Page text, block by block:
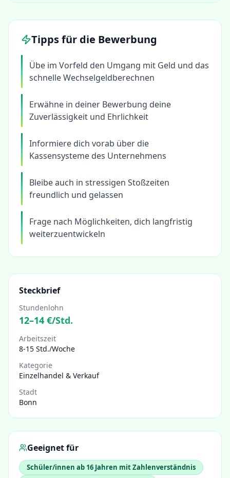
Tipps für die Bewerbung
Übe im Vorfeld den Umgang mit Geld und das
schnelle Wechselgeldberechnen
Erwähne in deiner Bewerbung deine
Zuverlässigkeit und Ehrlichkeit
Informiere dich vorab über die
Kassensysteme des Unternehmens
Bleibe auch in stressigen Stoßzeiten
freundlich und gelassen
Frage nach Möglichkeiten, dich langfristig
weiterzuentwickeln
Steckbrief
Stundenlohn
12–14 €/Std.
Arbeitszeit
8-15 Std./Woche
Kategorie
Einzelhandel & Verkauf
Stadt
Bonn
Geeignet für
Schüler/innen ab 16 Jahren mit Zahlenverständnis